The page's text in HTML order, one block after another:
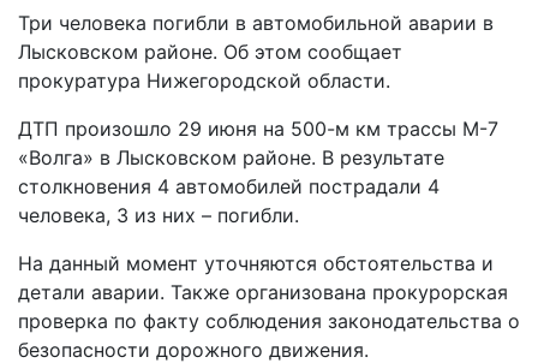
Три человека погибли в автомобильной аварии в
Лысковском районе. Об этом сообщает
прокуратура Нижегородской области.
ДТП произошло 29 июня на 500-м км трассы М-7
«Волга» в Лысковском районе. В результате
столкновения 4 автомобилей пострадали 4
человека, 3 из них – погибли.
На данный момент уточняются обстоятельства и
детали аварии. Также организована прокурорская
проверка по факту соблюдения законодательства о
безопасности дорожного движения.